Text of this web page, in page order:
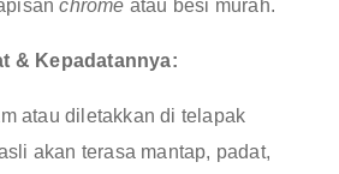
chrome atau besi murah.
& Kepadatannya:
atau diletakkan di telapak
akan terasa mantap, padat,